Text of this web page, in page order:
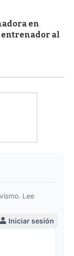
en
entrenador al